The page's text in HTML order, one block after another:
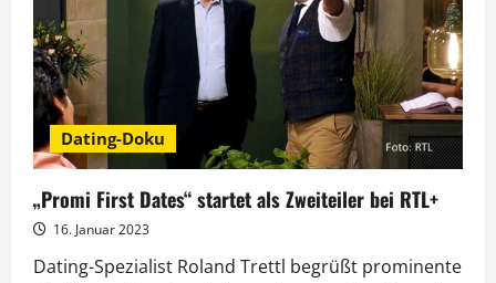
Dating-Doku
„Promi First Dates“ startet als Zweiteiler bei RTL+
16. Januar 2023
Dating-Spezialist Roland Trettl begrüßt prominente